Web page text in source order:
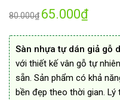
trên 5
dựa trên
80.000₫
Giá
là:
80.000₫.
65.000₫
tại
là:
65.000₫.
Sàn nhựa tự dán giả gỗ
với thiết kế vân gỗ tự
sẵn. Sản phẩm có khả
bền đẹp theo thời gian.